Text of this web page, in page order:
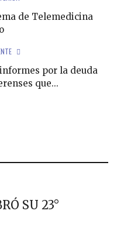
de Telemedicina
por la deuda
que...
SU 23°